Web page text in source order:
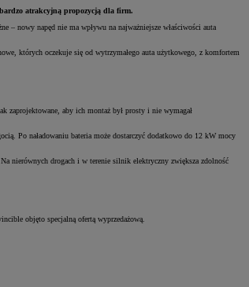
atrakcyjną propozycją dla firm.
– nowy napęd nie ma wpływu na najważniejsze właściwości auta
których oczekuje się od wytrzymałego auta użytkowego, z komfortem
aby ich montaż był prosty i nie wymagał
Po naładowaniu bateria może dostarczyć dodatkowo do 12 kW mocy
nierównych drogach i w terenie silnik elektryczny zwiększa zdolność
objęto specjalną ofertą wyprzedażową.